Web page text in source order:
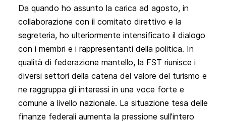
Da quando ho assunto la carica ad agosto, in
collaborazione con il comitato direttivo e la
segreteria, ho ulteriormente intensificato il dialogo
con i membri e i rappresentanti della politica. In
qualità di federazione mantello, la FST riunisce i
diversi settori della catena del valore del turismo e
ne raggruppa gli interessi in una voce forte e
comune a livello nazionale. La situazione tesa delle
finanze federali aumenta la pressione sull’intero